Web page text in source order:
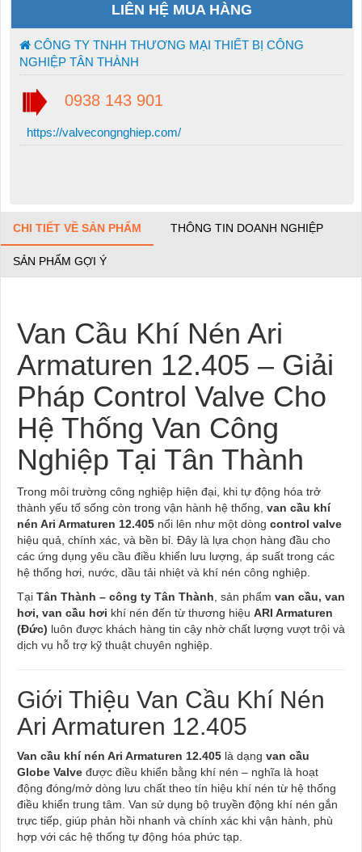
LIÊN HỆ MUA HÀNG
CÔNG TY TNHH THƯƠNG MẠI THIẾT BỊ CÔNG
NGHIỆP TÂN THÀNH
0938 143 901
https://valvecongnghiep.com/
CHI TIẾT VỀ SẢN PHẨM THÔNG TIN DOANH NGHIỆP
SẢN PHẨM GỢI Ý
Van Cầu Khí Nén Ari
Armaturen 12.405 – Giải
Pháp Control Valve Cho
Hệ Thống Van Công
Nghiệp Tại Tân Thành
Trong môi trường công nghiệp hiện đại, khi tự động hóa trở
thành yếu tố sống còn trong vận hành hệ thống, van cầu khí
nén Ari Armaturen 12.405 nổi lên như một dòng control valve
hiệu quả, chính xác, và bền bỉ. Đây là lựa chọn hàng đầu cho
các ứng dụng yêu cầu điều khiển lưu lượng, áp suất trong các
hệ thống hơi, nước, dầu tải nhiệt và khí nén công nghiệp.
Tại Tân Thành – công ty Tân Thành , sản phẩm van cầu, van
hơi, van cầu hơi khí nén đến từ thương hiệu ARI Armaturen
(Đức) luôn được khách hàng tin cậy nhờ chất lượng vượt trội và
dịch vụ hỗ trợ kỹ thuật chuyên nghiệp.
Giới Thiệu Van Cầu Khí Nén
Ari Armaturen 12.405
Van cầu khí nén Ari Armaturen 12.405 là dạng van cầu
Globe Valve được điều khiển bằng khí nén – nghĩa là hoạt
động đóng/mở dòng lưu chất theo tín hiệu khí nén từ hệ thống
điều khiển trung tâm. Van sử dụng bộ truyền động khí nén gắn
trực tiếp, giúp phản hồi nhanh và chính xác khi vận hành, phù
hợp với các hệ thống tự động hóa phức tạp.